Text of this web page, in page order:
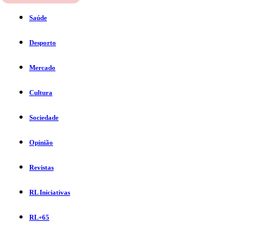
Saúde
Desporto
Mercado
Cultura
Sociedade
Opinião
Revistas
RL Iniciativas
RL+65